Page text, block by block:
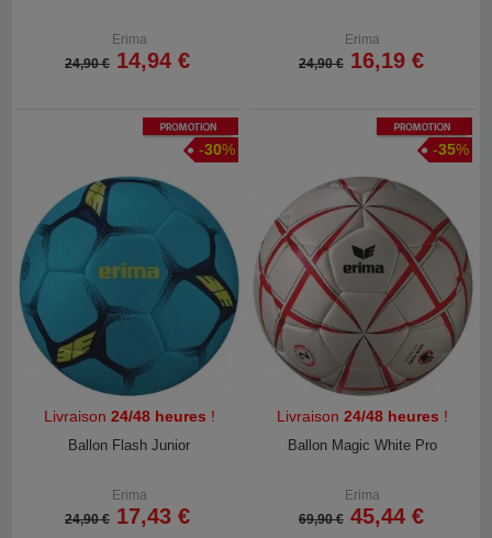
Erima
24,90 € 14,94 €
Erima
24,90 € 16,19 €
Promotion
-30%
Livraison 24/48 heures !
Ballon Flash Junior
Erima
24,90 € 17,43 €
Promotion
-35%
Livraison24/48 heures !
Ballon Magic White Pro
Erima
69,90 € 45,44 €